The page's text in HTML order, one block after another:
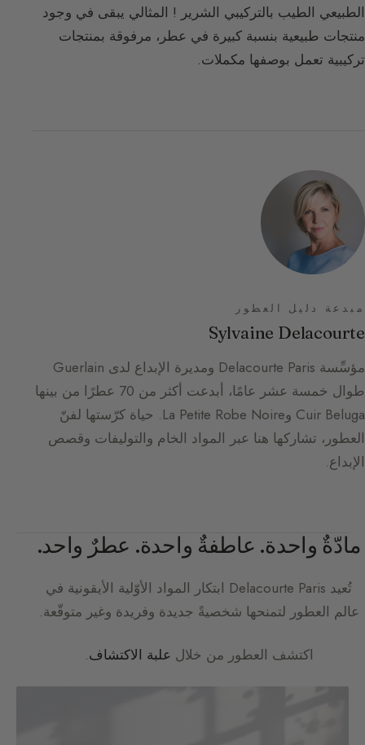
الطبيعي الطيب بالتركيبي الشرير ! المثالي يبقى في وجود
منتجات طبيعية بنسبة كبيرة في عطر، مرفوقة بمنتجات
تركيبية تعمل بوصفها مكملات.
مبدعة دليل العطور
Sylvaine Delacourte
مؤسِّسة Delacourte Paris ومديرة الإبداع لدى Guerlain
طوال خمسة عشر عامًا، أبدعت أكثر من 70 عطرًا من بينها
Cuir Beluga وLa Petite Robe Noire. حياة كرّستها لفنّ
العطور، تشاركها هنا عبر المواد الخام والتوليفات وقصص
الإبداع.
مادّةٌ واحدة. عاطفةٌ واحدة. عطرٌ واحد.
تُعيد Delacourte Paris ابتكار المواد الأوّلية الأيقونية في
عالم العطور لتمنحها شخصيةً جديدة وفريدة وغير متوقّعة.
اكتشف العطور من خلال علبة الاكتشاف.